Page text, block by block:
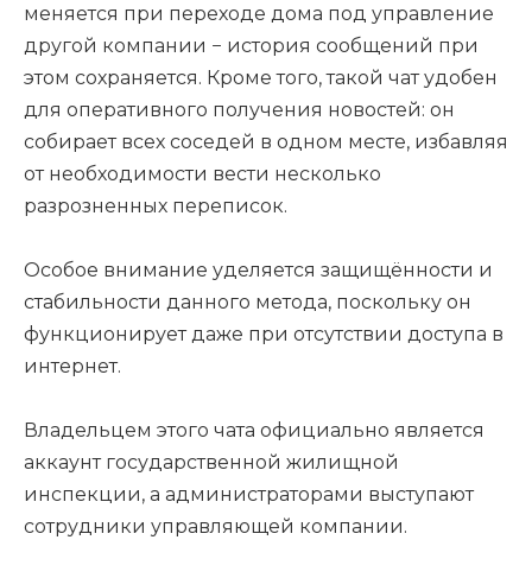
меняется при переходе дома под управление
другой компании − история сообщений при
этом сохраняется. Кроме того, такой чат удобен
для оперативного получения новостей: он
собирает всех соседей в одном месте, избавляя
от необходимости вести несколько
разрозненных переписок.
Особое внимание уделяется защищённости и
стабильности данного метода, поскольку он
функционирует даже при отсутствии доступа в
интернет.
Владельцем этого чата официально является
аккаунт государственной жилищной
инспекции, а администраторами выступают
сотрудники управляющей компании.